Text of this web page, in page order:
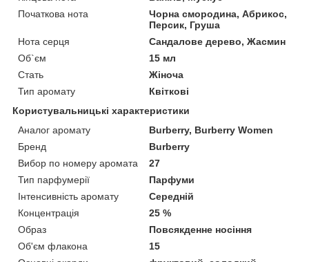
Початкова нота
Чорна смородина, Абрикос,
Персик, Груша
Нота серця
Сандалове дерево, Жасмин
Об`єм
15 мл
Стать
Жіноча
Тип аромату
Квіткові
Користувальницькі характеристики
Аналог аромату
Burberry, Burberry Women
Бренд
Burberry
Вибор по номеру аромата
27
Тип парфумерії
Парфуми
Інтенсивність аромату
Середній
Концентрація
25 %
Образ
Повсякденне носіння
Об'єм флакона
15